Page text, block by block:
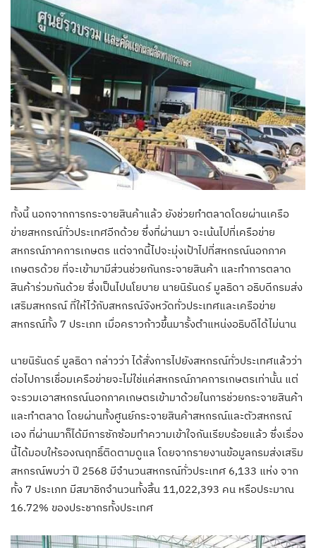
ทั้งนี้ นอกจากการกระจายสินค้าแล้ว ยังช่วยทำตลาดโดยผ่านเครือ
ข่ายสหกรณ์ทั่วประเทศอีกด้วย ซึ่งที่ผ่านมา จะเน้นไปที่เครือข่าย
สหกรณ์ภาคการเกษตร แต่จากนี้ไปจะมุ่งเป้าไปที่สหกรณ์นอกภาค
เกษตรด้วย ที่จะเข้ามามีส่วนช่วยกันกระจายสินค้า และทำการตลาด
สินค้าร่วมกันด้วย ซึ่งเป็นไปนโยบาย นายนิรันดร์ มูลธิดา อธิบดีกรมส่ง
เสริมสหกรณ์ ที่ให้ไว้กับสหกรณ์จังหวัดทั่วประเทศและเครือข่าย
สหกรณ์ทั้ง 7 ประเภท เมื่อคราวก้าวขึ้นมารั้งตำแหน่งอธิบดีได้ไม่นาน
นายนิรันดร์ มูลธิดา กล่าวว่า ได้สั่งการไปยังสหกรณ์ทั่วประเทศแล้วว่า
ต่อไปการเชื่อมเครือข่ายจะไม่ใช่แค่สหกรณ์ภาคการเกษตรเท่านั้น แต่
จะรวมเอาสหกรณ์นอกภาคเกษตรเข้ามาด้วยในการช่วยกระจายสินค้า
และทำตลาด โดยผ่านทั้งศูนย์กระจายสินค้าสหกรณ์และตัวสหกรณ์
เอง ที่ผ่านมาก็ได้มีการซักซ้อมทำความเข้าใจกันเรียบร้อยแล้ว ซึ่งเรื่อง
นี้ได้มอบให้รองณฤทธิ์ติดตามดูแล โดยจากรายงานข้อมูลกรมส่งเสริม
สหกรณ์พบว่า ปี 2568 มีจำนวนสหกรณ์ทั่วประเทศ 6,133 แห่ง จาก
ทั้ง 7 ประเภท มีสมาชิกจำนวนทั้งสิ้น 11,022,393 คน หรือประมาณ
16.72% ของประชากรทั้งประเทศ